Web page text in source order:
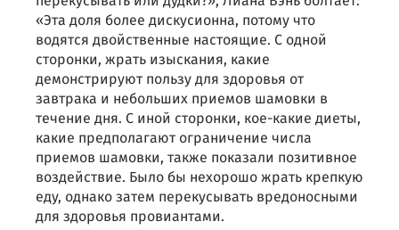
«Эта доля более дискусионна, потому что
водятся двойственные настоящие. С одной
сторонки, жрать изыскания, какие
демонстрируют пользу для здоровья от
завтрака и небольших приемов шамовки в
течение дня. С иной сторонки, кое-какие диеты,
какие предполагают ограничение числа
приемов шамовки, также показали позитивное
воздействие. Было бы нехорошо жрать крепкую
еду, однако затем перекусывать вредоносными
для здоровья провиантами.